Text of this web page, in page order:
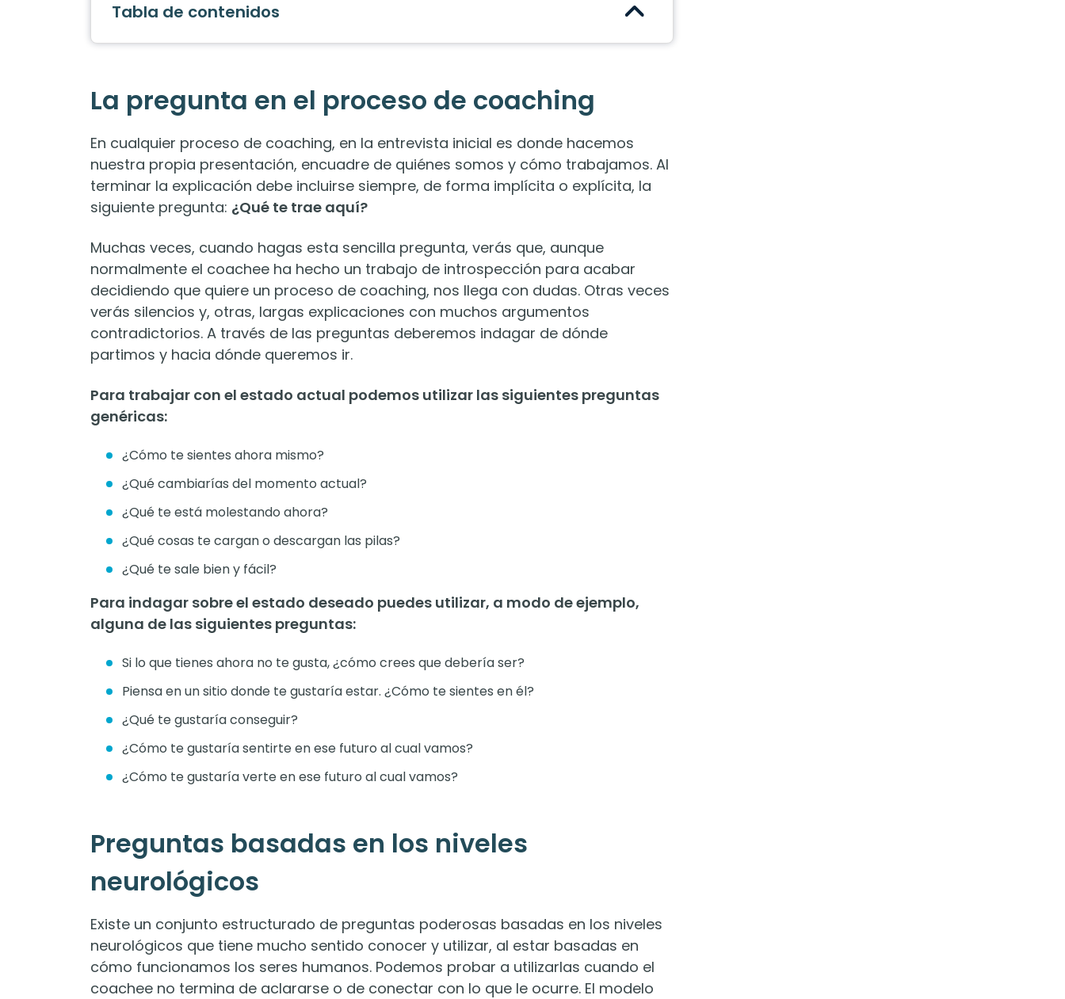
Tabla de contenidos
La pregunta en el proceso de coaching
En cualquier proceso de coaching, en la entrevista inicial es donde hacemos
nuestra propia presentación, encuadre de quiénes somos y cómo trabajamos. Al
terminar la explicación debe incluirse siempre, de forma implícita o explícita, la
siguiente pregunta: ¿Qué te trae aquí?
Muchas veces, cuando hagas esta sencilla pregunta, verás que, aunque
normalmente el coachee ha hecho un trabajo de introspección para acabar
decidiendo que quiere un proceso de coaching, nos llega con dudas. Otras veces
verás silencios y, otras, largas explicaciones con muchos argumentos
contradictorios. A través de las preguntas deberemos indagar de dónde
partimos y hacia dónde queremos ir.
Para trabajar con el estado actual podemos utilizar las siguientes preguntas
genéricas:
¿Cómo te sientes ahora mismo?
¿Qué cambiarías del momento actual?
¿Qué te está molestando ahora?
¿Qué cosas te cargan o descargan las pilas?
¿Qué te sale bien y fácil?
Para indagar sobre el estado deseado puedes utilizar, a modo de ejemplo,
alguna de las siguientes preguntas:
Si lo que tienes ahora no te gusta, ¿cómo crees que debería ser?
Piensa en un sitio donde te gustaría estar. ¿Cómo te sientes en él?
¿Qué te gustaría conseguir?
¿Cómo te gustaría sentirte en ese futuro al cual vamos?
¿Cómo te gustaría verte en ese futuro al cual vamos?
Preguntas basadas en los niveles
neurológicos
Existe un conjunto estructurado de preguntas poderosas basadas en los niveles
neurológicos que tiene mucho sentido conocer y utilizar, al estar basadas en
cómo funcionamos los seres humanos. Podemos probar a utilizarlas cuando el
coachee no termina de aclararse o de conectar con lo que le ocurre. El modelo